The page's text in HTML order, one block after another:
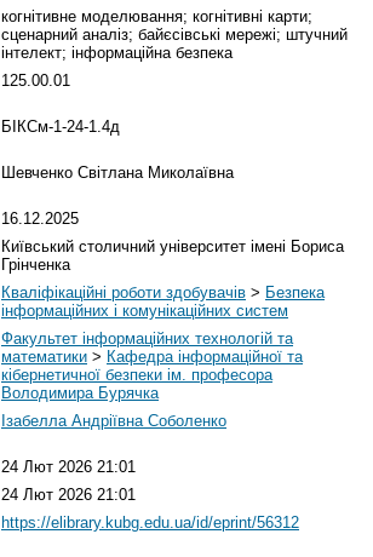
когнітивне моделювання; когнітивні карти;
сценарний аналіз; байєсівські мережі; штучний
інтелект; інформаційна безпека
125.00.01
БІКСм-1-24-1.4д
Шевченко Світлана Миколаївна
16.12.2025
Київський столичний університет імені Бориса
Грінченка
Кваліфікаційні роботи здобувачів > Безпека
інформаційних і комунікаційних систем
Факультет інформаційних технологій та
математики > Кафедра інформаційної та
кібернетичної безпеки ім. професора
Володимира Бурячка
Ізабелла Андріївна Соболенко
24 Лют 2026 21:01
24 Лют 2026 21:01
https://elibrary.kubg.edu.ua/id/eprint/56312